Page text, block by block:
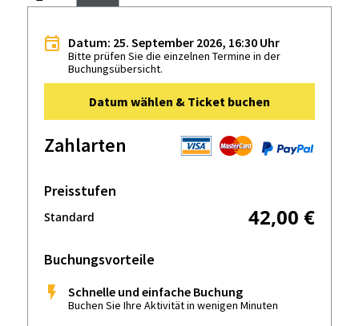
Datum: 25. September 2026, 16:30 Uhr
Bitte prüfen Sie die einzelnen Termine in der
Buchungsübersicht.
Datum wählen & Ticket buchen
Zahlarten
Preisstufen
Standard 42,00 €
Buchungsvorteile
Schnelle und einfache Buchung
Buchen Sie Ihre Aktivität in wenigen Minuten